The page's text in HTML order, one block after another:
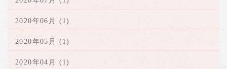
2020年06月 (1)
2020年05月 (1)
2020年04月 (1)